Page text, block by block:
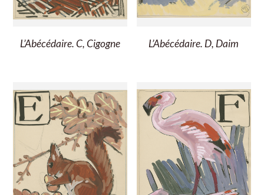
L’Abécédaire. C, Cigogne L’Abécédaire. D, Daim